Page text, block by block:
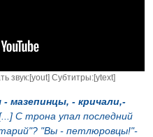
звук:[yout] Субтитры:[ytext]
мазепинцы, - кричали,-
С трона упал последний
"Вы - петлюровцы!"-